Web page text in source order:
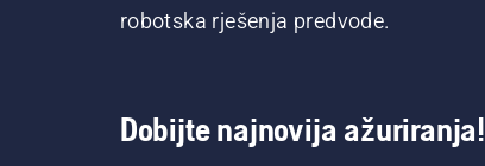
robotska rješenja predvode.
Dobijte najnovija ažuriranja!